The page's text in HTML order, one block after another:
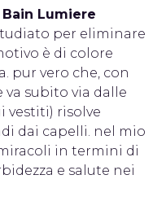
Lumiere
per eliminare
è di colore
pur vero che, con
va subito via dalle
vestiti) risolve
dai capelli. nel mio
in termini di
e salute nei